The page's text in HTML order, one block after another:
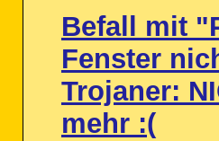
Befall mit
Fenster
Trojaner:
mehr :(